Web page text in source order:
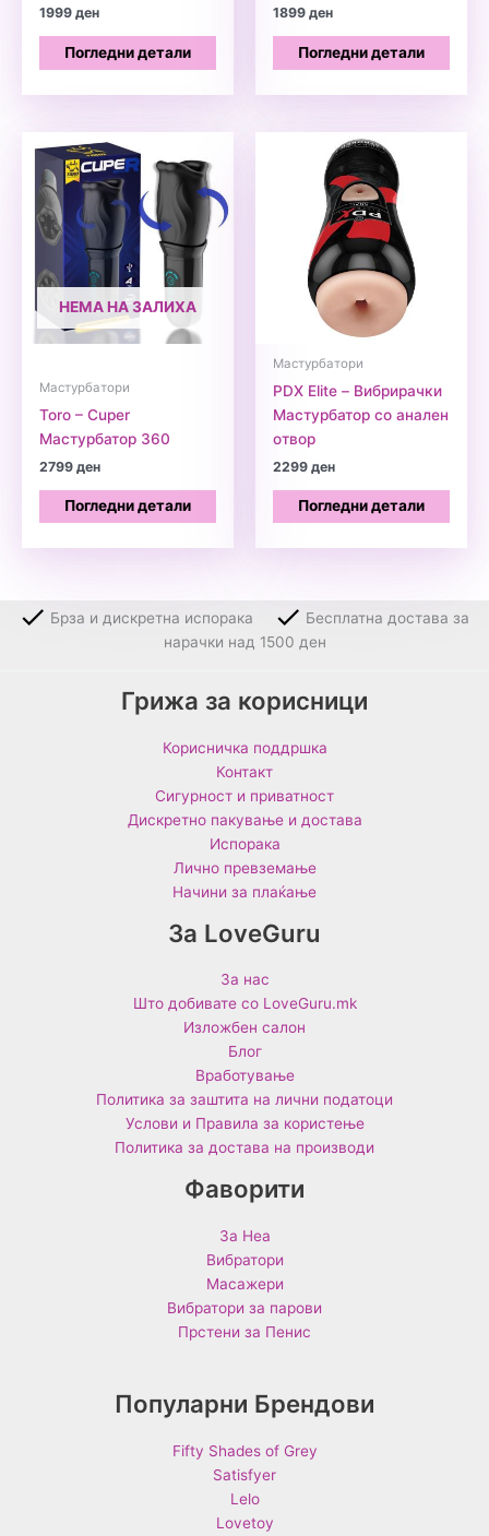
1999ден
Погледни детали
1899ден
Погледни детали
НЕМА НА ЗАЛИХА
Мастурбатори
Toro – Cuper
Мастурбатор 360
2799ден
Погледни детали
Мастурбатори
PDX Elite – Вибрирачки
Мастурбатор со анален
отвор
2299ден
Погледни детали
Брза и дискретна испорака
Бесплатна достава за
нарачки над 1500 ден
Грижа за корисници
Корисничка поддршка
Контакт
Сигурност и приватност
Дискретно пакување и достава
Испорака
Лично превземање
Начини за плаќање
За LoveGuru
За нас
Што добивате со LoveGuru.mk
Изложбен салон
Блог
Вработување
Политика за заштита на лични податоци
Услови и Правила за користење
Политика за достава на производи
Фаворити
За Неа
Вибратори
Масажери
Вибратори за парови
Прстени за Пенис
Популарни Брендови
Fifty Shades of Grey
Satisfyer
Lelo
Lovetoy